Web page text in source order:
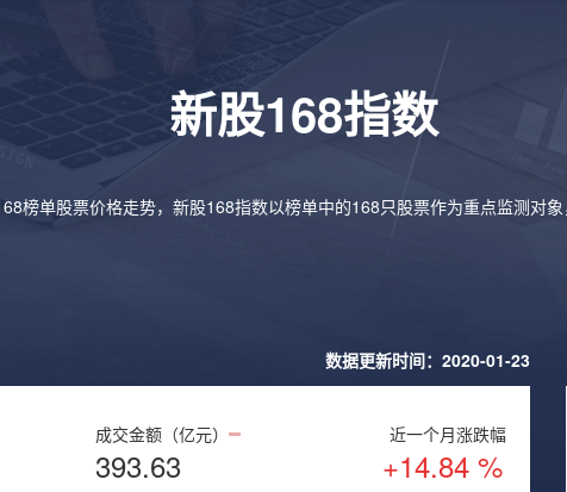
新股168指数
榜单股票价格走势，新股168指数以榜单中的168只股票作为重点监测对象
数据更新时间：2020-01-23
成交金额（亿元）
393.63
近一个月涨跌幅
+14.84 %